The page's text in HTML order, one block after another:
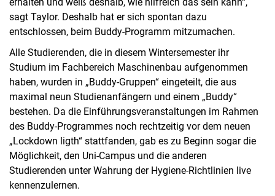
sagt Taylor. Deshalb hat er sich spontan dazu
entschlossen, beim Buddy-Programm mitzumachen.
Alle Studierenden, die in diesem Wintersemester ihr
Studium im Fachbereich Maschinenbau aufgenommen
haben, wurden in „Buddy-Gruppen“ eingeteilt, die aus
maximal neun Studienanfängern und einem „Buddy“
bestehen. Da die Einführungsveranstaltungen im Rahmen
des Buddy-Programmes noch rechtzeitig vor dem neuen
„Lockdown ligth“ stattfanden, gab es zu Beginn sogar die
Möglichkeit, den Uni-Campus und die anderen
Studierenden unter Wahrung der Hygiene-Richtlinien live
kennenzulernen.